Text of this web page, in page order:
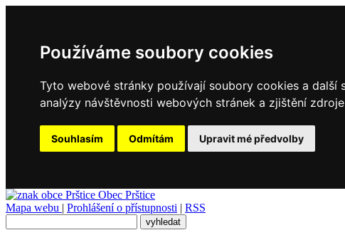
Používáme soubory cookies
Tyto webové stránky používají soubory cookies a další
analýzy návštěvnosti webových stránek a zjištění
Souhlasím Odmítám Upravit mé předvolby
Obec Prštice
Mapa webu | Prohlášení o přístupnosti | RSS